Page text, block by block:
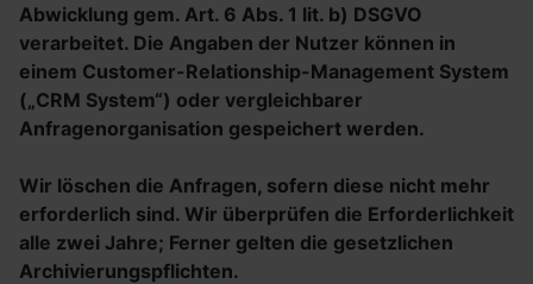
Abwicklung gem. Art. 6 Abs. 1 lit. b) DSGVO
verarbeitet. Die Angaben der Nutzer können in
einem Customer-Relationship-Management System
(„CRM System“) oder vergleichbarer
Anfragenorganisation gespeichert werden.
Wir löschen die Anfragen, sofern diese nicht mehr
erforderlich sind. Wir überprüfen die Erforderlichkeit
alle zwei Jahre; Ferner gelten die gesetzlichen
Archivierungspflichten.